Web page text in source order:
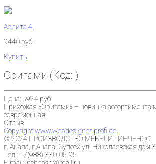
Аэлита 4
9440 руб
Купить
Оригами (Код: )
Цена: 5924 руб
Прихожая «Оригами» – новинка ассортимента
современная.
Отзыв
Copyright www.webdesigner-profi.de
© 2024 ПРОИЗВОДСТВО МЕБЕЛИ - ИНЧЕНСО
г. Анапа, г.Анапа, Супсех ул. Николаевская дом 3
Тел.: +7(988) 330-05-95